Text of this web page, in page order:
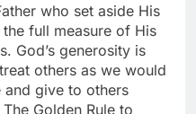
who set aside His
full measure of His
God’s generosity is
others as we would
and give to others
Golden Rule to